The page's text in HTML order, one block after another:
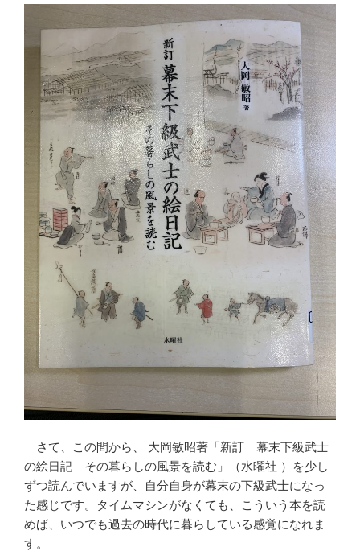
さて、この間から、 大岡敏昭著「新訂 幕末下級武士
の絵日記 その暮らしの風景を読む」（水曜社 ）を少し
ずつ読んでいますが、自分自身が幕末の下級武士になっ
た感じです。タイムマシンがなくても、こういう本を読
めば、いつでも過去の時代に暮らしている感覚になれま
す。